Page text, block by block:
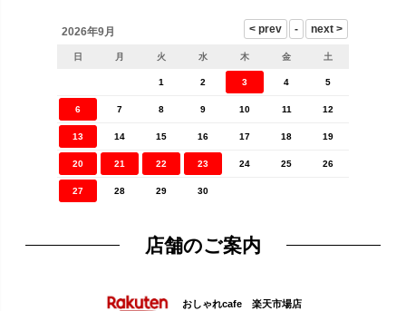
2026年9月
日 月 火 水 木 金 土
1 2 3 4 5
6 7 8 9 10 11 12
13 14 15 16 17 18 19
20 21 22 23 24 25 26
27 28 29 30
店舗のご案内
おしゃれcafe 楽天市場店